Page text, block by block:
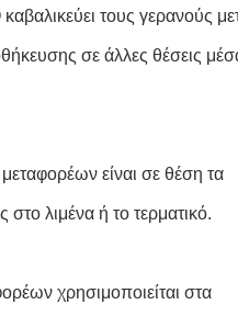
τους γερανούς
σε άλλες θέσεις
είναι σε θέση τα
λιμένα ή το τερματικό.
χρησιμοποιείται στα